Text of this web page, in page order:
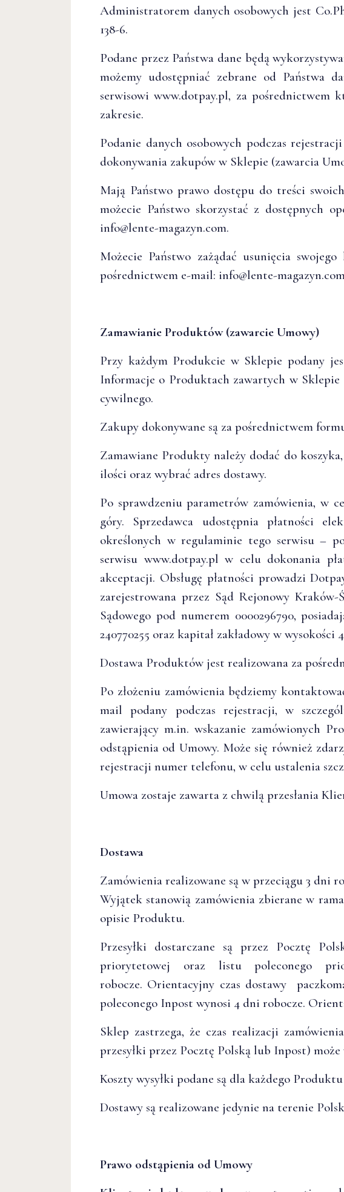
Administratorem danych osobowych jest
138-6.
Podane przez Państwa dane będą
możemy udostępniać zebrane od Państwa
serwisowi www.dotpay.pl, za pośrednictwem
zakresie.
Podanie danych osobowych podczas
dokonywania zakupów w Sklepie (zawarcia
Mają Państwo prawo dostępu do treści
możecie Państwo skorzystać z dostępnych
info@lente-magazyn.com.
Możecie Państwo zażądać usunięcia
pośrednictwem e-mail: info@lente-
Zamawianie Produktów (zawarcie Umowy)
Przy każdym Produkcie w Sklepie podany
Informacje o Produktach zawartych w
cywilnego.
Zakupy dokonywane są za pośrednictwem
Zamawiane Produkty należy dodać do
ilości oraz wybrać adres dostawy.
Po sprawdzeniu parametrów zamówienia, w
góry. Sprzedawca udostępnia płatności
określonych w regulaminie tego serwisu –
serwisu www.dotpay.pl w celu dokonania
akceptacji. Obsługę płatności prowadzi
zarejestrowana przez Sąd Rejonowy
Sądowego pod numerem 0000296790,
240770255 oraz kapitał zakładowy w wysokości
Dostawa Produktów jest realizowana za
Po złożeniu zamówienia będziemy
mail podany podczas rejestracji, w
zawierający m.in. wskazanie zamówionych
odstąpienia od Umowy. Może się również
rejestracji numer telefonu, w celu ustalenia
Umowa zostaje zawarta z chwilą przesłania
Dostawa
Zamówienia realizowane są w przeciągu 3 dni
Wyjątek stanowią zamówienia zbierane w
opisie Produktu.
Przesyłki dostarczane są przez Pocztę
priorytetowej oraz listu poleconego
robocze. Orientacyjny czas dostawy
poleconego Inpost wynosi 4 dni robocze.
Sklep zastrzega, że czas realizacji
przesyłki przez Pocztę Polską lub Inpost) może
Koszty wysyłki podane są dla każdego
Dostawy są realizowane jedynie na terenie
Prawo odstąpienia od Umowy